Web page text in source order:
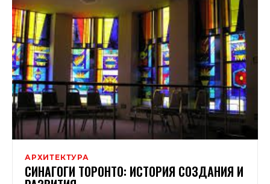
АРХИТЕКТУРА
СИНАГОГИ ТОРОНТО: ИСТОРИЯ СОЗДАНИЯ И